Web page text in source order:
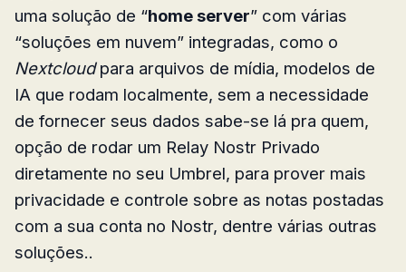
uma solução de “home server” com várias
“soluções em nuvem” integradas, como o
Nextcloudpara arquivos de mídia, modelos de
IA que rodam localmente, sem a necessidade
de fornecer seus dados sabe-se lá pra quem,
opção de rodar um Relay Nostr Privado
diretamente no seu Umbrel, para prover mais
privacidade e controle sobre as notas postadas
com a sua conta no Nostr, dentre várias outras
soluções..